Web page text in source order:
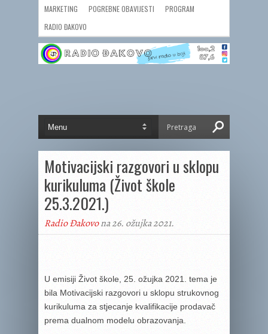
MARKETING POGREBNE OBAVIJESTI
PROGRAM
RADIO ĐAKOVO
Motivacijski razgovori u sklopu
kurikuluma (Život škole
25.3.2021.)
Radio Đakovona 26. ožujka 2021.
U emisiji Život škole, 25. ožujka 2021. tema je
bila Motivacijski razgovori u sklopu strukovnog
kurikuluma za stjecanje kvalifikacije prodavač
prema dualnom modelu obrazovanja.